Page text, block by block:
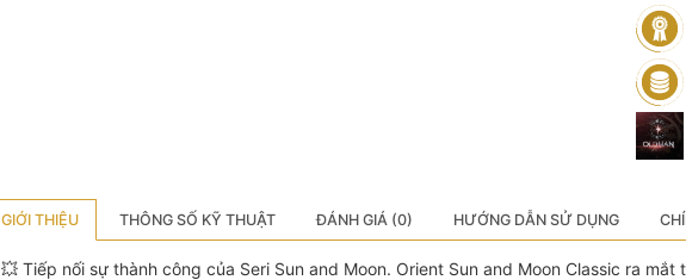
GIỚI THIỆU THÔNG SỐ KỸ THUẬT ĐÁNH GIÁ (0) HƯỚNG DẪN SỬ DỤNG
💥 Tiếp nối sự thành công của Seri Sun and Moon. Orient Sun and Moon Classic ra